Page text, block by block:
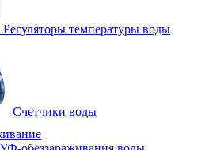
Регуляторы температуры воды
Счетчики воды